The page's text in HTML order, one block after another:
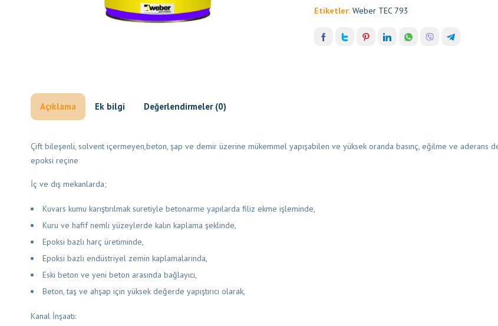
Etiketler: Weber TEC 793
Açıklama Ek bilgi Değerlendirmeler (0)
Çift bileşenli, solvent içermeyen,beton, şap ve demir üzerine mükemmel yapışabilen ve yüksek oranda basınç, eğilme ve aderans
epoksi reçine
İç ve dış mekanlarda;
Kuvars kumu karıştırılmak suretiyle betonarme yapılarda filiz ekme işleminde,
Kuru ve hafif nemli yüzeylerde kalın kaplama şeklinde,
Epoksi bazlı harç üretiminde,
Epoksi bazlı endüstriyel zemin kaplamalarında,
Eski beton ve yeni beton arasında bağlayıcı,
Beton, taş ve ahşap için yüksek değerde yapıştırıcı olarak,
Kanal İnşaatı: